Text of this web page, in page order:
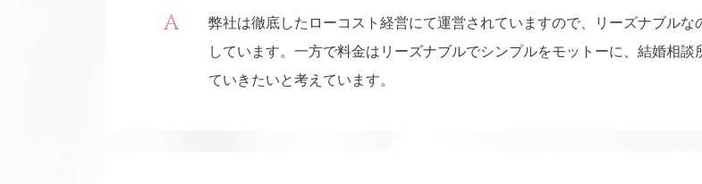
弊社は徹底したローコスト経営にて運営されていますので、リーズナブル
しています。一方で料金はリーズナブルでシンプルをモットーに、結婚相
ていきたいと考えています。